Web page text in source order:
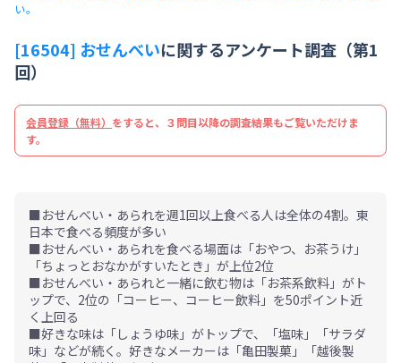
い。
[16504] おせんべいに関するアンケート調査（第1
回）
会員登録（無料） をすると、３問目以降の調査結果もご覧いただけま
す。
■おせんべい・あられを週1回以上食べる人は全体の4割。東
日本で食べる頻度が多い
■おせんべい・あられを食べる場面は「おやつ、お茶うけ」
「ちょっとおなかがすいたとき」が上位2位
■おせんべい・あられと一緒に飲む物は「お茶系飲料」がト
ップで、2位の「コーヒー、コーヒー飲料」を50ポイント近
く上回る
■好きな味は「しょうゆ味」がトップで、「塩味」「サラダ
味」などが続く。好きなメーカーは「亀田製菓」「越後製